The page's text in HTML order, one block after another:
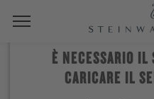
È NECESSARIO IL
CARICARE IL